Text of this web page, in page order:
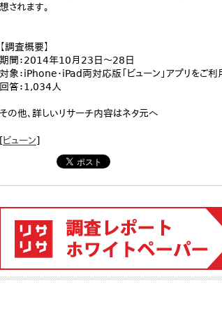
想されます。
【調査概要】
期間：2014年10月23日～28日
対象：iPhone・iPad両対応版「ビューン」アプリをご
回答：1,034人
その他、詳しいリサーチ内容はネタ元へ
[ビューン]